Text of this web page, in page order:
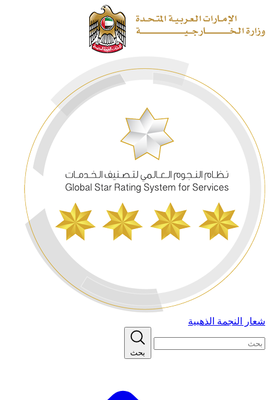
شعار النجمة الذهبية
بحث